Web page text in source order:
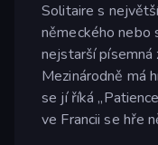
Solitaire s
německého nebo
nejstarší písemná
Mezinárodně má
se jí říká
ve Francii se hře